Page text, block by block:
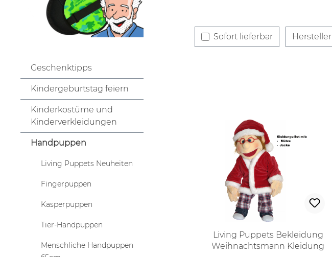
Geschenktipps
Kindergeburtstag feiern
Kinderkostüme und
Kinderverkleidungen
Handpuppen
Living Puppets Neuheiten
Fingerpuppen
Kasperpuppen
Tier-Handpuppen
Menschliche Handpuppen
Sofort lieferbar Hersteller
Living Puppets Bekleidung
Weihnachtsmann Kleidung